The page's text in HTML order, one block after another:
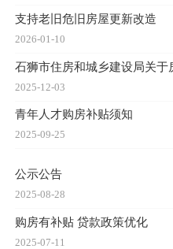
支持老旧危旧房屋更新改造
2026-01-10
石狮市住房和城乡建设局关
2025-12-03
青年人才购房补贴须知
2025-09-25
公示公告
2025-08-28
购房有补贴 贷款政策优化
2025-07-11